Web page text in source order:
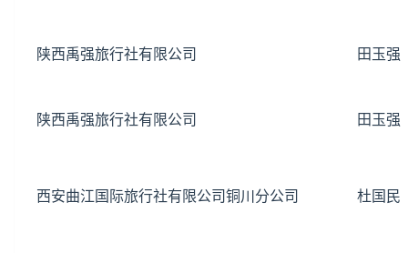
陕西禹强旅行社有限公司 田玉强
陕西禹强旅行社有限公司 田玉强
西安曲江国际旅行社有限公司铜川分公司 杜国民